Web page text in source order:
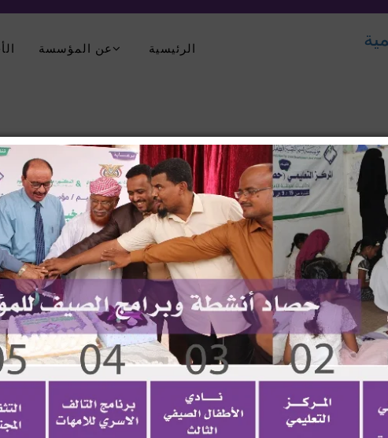
الرئيسية عن المؤسسة
الوظيفي للعاملات الصحيات بسيئون :
الطفل والمرأة بحضرموت وضمن مشروع أمان لتمكين
المرافق الصحية بوادي حضرموت، بتمويل من مؤسسة العون